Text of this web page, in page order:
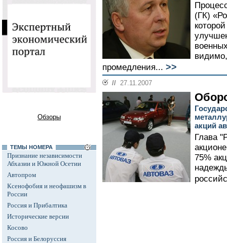
Обзоры
ТЕМЫ НОМЕРА
Признание независимости
Абхазии и Южной Осетии
Автопром
Ксенофобия и неофашизм в
России
Россия и Прибалтика
Исторические версии
Косово
Россия и Белоруссия
(ГК)
промедления... >>
// 27.11.2007
акций
Глава
75%